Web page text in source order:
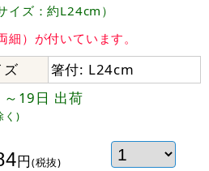
イズ：約L24cm）
細）が付いています。
ズ
箸付: L24cm
～19日 出荷
く)
円(税抜)